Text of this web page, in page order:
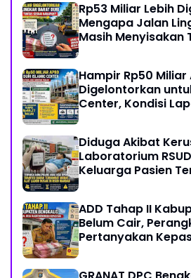
Rp53 Miliar Lebih
Mengapa Jalan
Masih Menyisakan
Hampir Rp50 Miliar
Digelontorkan
Center, Kondisi
Diduga Akibat
Laboratorium
Keluarga Pasien
Transfusi Darah
ADD Tahap II
Belum Cair,
Pertanyakan